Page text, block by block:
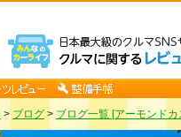
> ブログ > ブログ一覧 [アーモンドカ